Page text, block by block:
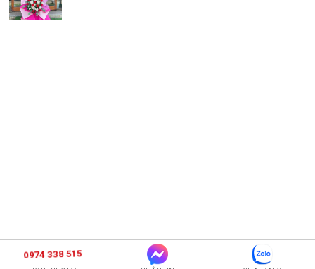
0974 338 515